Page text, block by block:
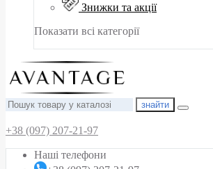
Знижки та акції
Показати всі категорії
знайти
+38 (097) 207-21-97
Наші телефони